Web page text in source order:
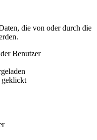
die von oder durch die
Benutzer
geklickt